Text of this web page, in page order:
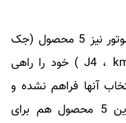
مطابق اعلام سامانه یکپارچه کرمان موتور نیز 5 محصول (جک
S3، جک S5، جک J4 ، kmc J7، KMCx5 ) خود را راهی
آنها فراهم نشده و
قرار است به زودی امکان انتخاب این 5 محصول هم برای